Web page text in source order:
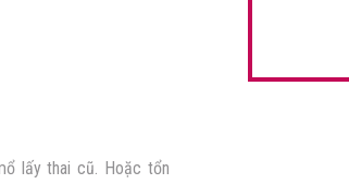
lấy thai cũ. Hoặc tổn